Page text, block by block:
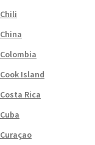
Chili
China
Colombia
Cook Island
Costa Rica
Cuba
Curaçao